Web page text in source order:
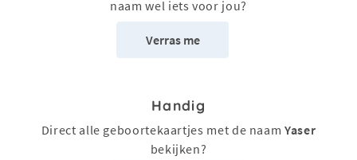
naam wel iets voor jou?
Verras me
Handig
Direct alle geboortekaartjes met de naamYaser
bekijken?